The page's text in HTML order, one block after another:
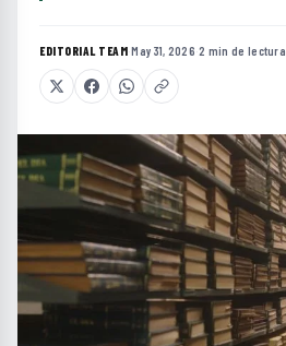
EDITORIAL TEAM·May 31, 2026·2 min de lectura